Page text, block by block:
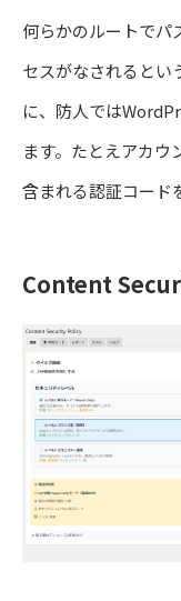
何らかのルートでパ
セスがなされるとい
に、防人では
ます。たとえアカウ
含まれる認証コード
Content